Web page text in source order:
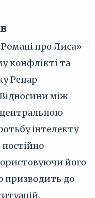
про Лиса»
конфлікті та
Ренар
між
центральною
інтелекту
його
призводить до